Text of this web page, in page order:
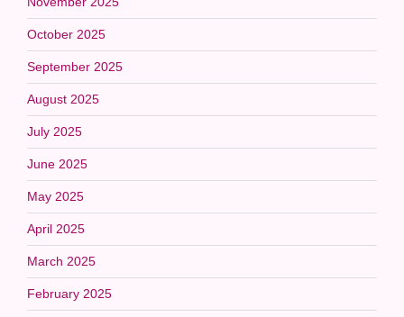
October 2025
September 2025
August 2025
July 2025
June 2025
May 2025
April 2025
March 2025
February 2025